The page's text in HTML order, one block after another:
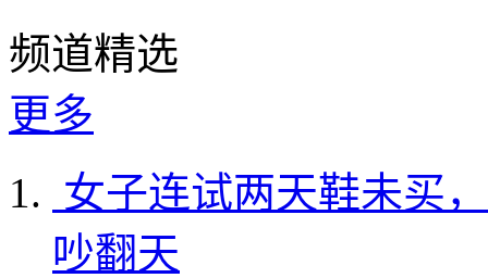
频道精选
更多
女子连试两天鞋未买
吵翻天